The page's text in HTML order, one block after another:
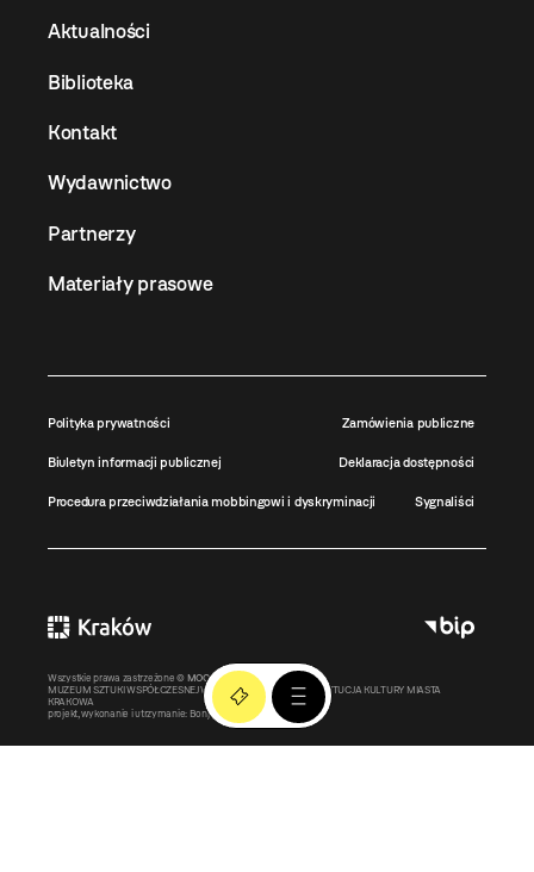
Aktualności
Biblioteka
Kontakt
Wydawnictwo
Partnerzy
Materiały prasowe
Polityka prywatności Zamówienia publiczne
Biuletyn informacji publicznej Deklaracja dostępności
Procedura przeciwdziałania mobbingowi i dyskryminacji Sygnaliści
Wszystkie prawa zastrzeżone © MOCAK2011-2026
MUZEUM SZTUKI WSPÓŁCZESNEJ W KRAKOWIE MOCAK – INSTYTUCJA KULTURY MIASTA
KRAKOWA
projekt, wykonanie i utrzymanie: Bonjour.pl